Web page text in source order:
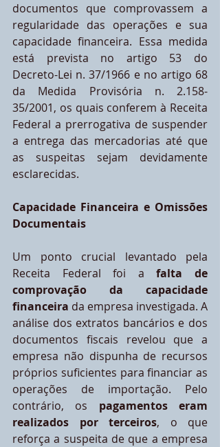
documentos que comprovassem a
regularidade das operações e sua
capacidade financeira. Essa medida
está prevista no artigo 53 do
Decreto-Lei n. 37/1966 e no artigo 68
da Medida Provisória n. 2.158-
35/2001, os quais conferem à Receita
Federal a prerrogativa de suspender
a entrega das mercadorias até que
as suspeitas sejam devidamente
esclarecidas.
Capacidade Financeira e Omissões
Documentais
Um ponto crucial levantado pela
Receita Federal foi a falta de
comprovação da capacidade
financeira da empresa investigada. A
análise dos extratos bancários e dos
documentos fiscais revelou que a
empresa não dispunha de recursos
próprios suficientes para financiar as
operações de importação. Pelo
contrário, os pagamentos eram
realizados por terceiros, o que
reforça a suspeita de que a empresa